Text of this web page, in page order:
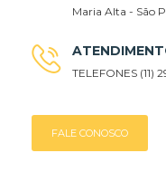
Maria Alta - São
TELEFONES (11)
FALE CONOSCO